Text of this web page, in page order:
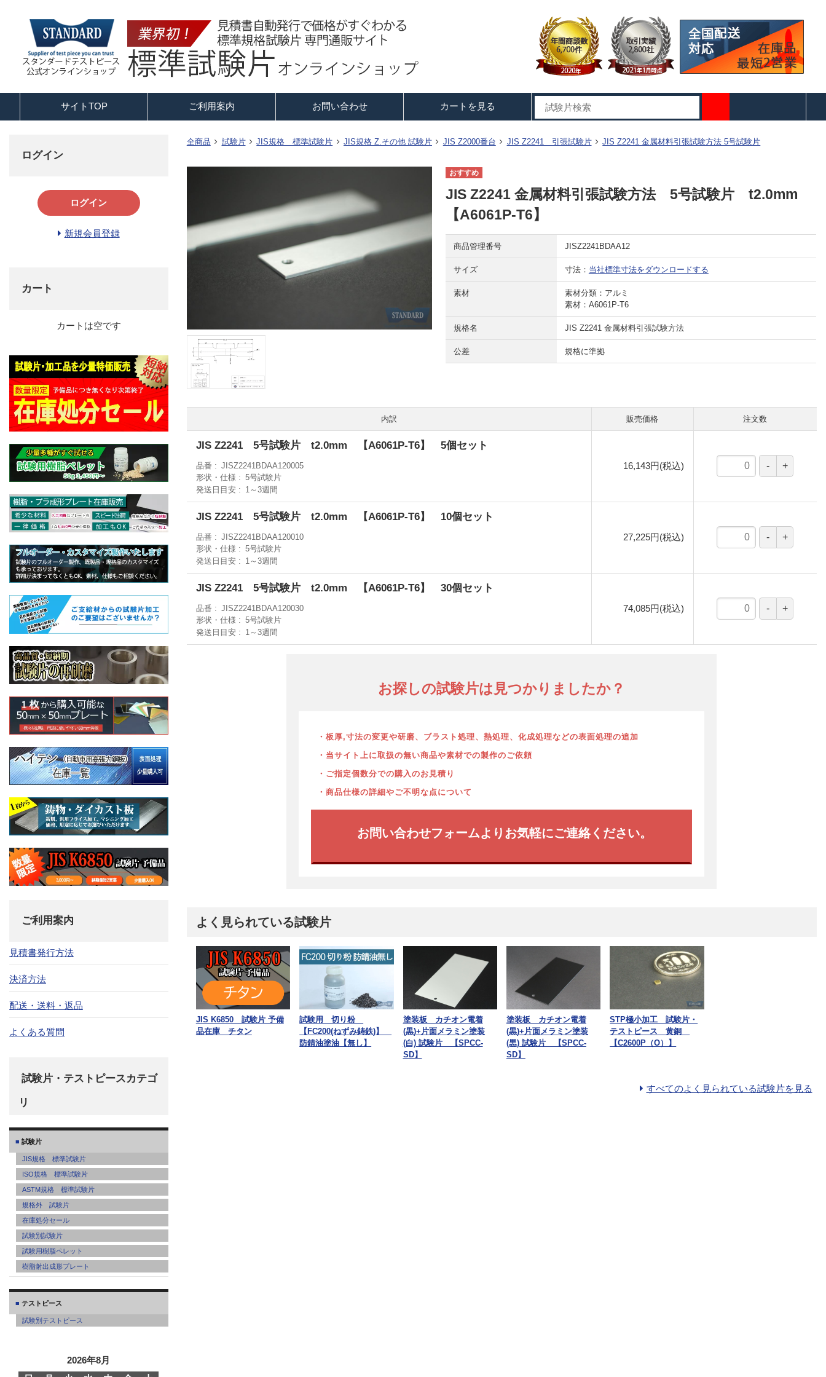
サイトTOP ご利用案内 お問い合わせ カートを見る
全商品 試験片 JIS規格 標準試験片 JIS規格 Z.その他 試験片 JIS Z2000番台 JIS Z2241 引張試験片 JIS Z2241 金属材料引張試験方法 5号試験片
JIS Z2241 金属材料引張試験方法 5号試験片 t2.0mm
【A6061P-T6】
商品管理番号 JISZ2241BDAA12
サイズ 寸法： 当社標準寸法をダウンロードする
素材
素材分類：アルミ
素材：A6061P-T6
規格名 JIS Z2241 金属材料引張試験方法
公差 規格に準拠
内訳 販売価格 注文数
JIS Z2241 5号試験片 t2.0mm 【A6061P-T6】 5個セット
品番
JISZ2241BDAA120005
形状・仕様
5号試験片
発送日目安
1～3週間
16,143円(税込)
JIS Z2241 5号試験片 t2.0mm 【A6061P-T6】 10個セット
品番
JISZ2241BDAA120010
形状・仕様
5号試験片
発送日目安
1～3週間
27,225円(税込)
JIS Z2241 5号試験片 t2.0mm 【A6061P-T6】 30個セット
品番
JISZ2241BDAA120030
形状・仕様
5号試験片
発送日目安
1～3週間
74,085円(税込)
お探しの試験片は見つかりましたか？
・板厚,寸法の変更や研磨、ブラスト処理、熱処理、化成処理などの表面処理の追加
・当サイト上に取扱の無い商品や素材での製作のご依頼
・ご指定個数分での購入のお見積り
・商品仕様の詳細やご不明な点について
お問い合わせフォームよりお気軽にご連絡ください。
よく見られている試験片
JIS K6850 試験片 予備
品在庫 チタン
試験用 切り粉
【FC200(ねずみ鋳鉄)】
防錆油塗油【無し】
塗装板 カチオン電着
(黒)+片面メラミン塗装
(白) 試験片 【SPCC-
SD】
塗装板 カチオン電着
(黒)+片面メラミン塗装
(黒) 試験片 【SPCC-
SD】
STP極小加工 試験片・
テストピース 黄銅
【C2600P（O）】
すべてのよく見られている試験片を見る
ログイン
ログイン
新規会員登録
カート
カートは空です
ご利用案内
見積書発行方法
決済方法
配送・送料・返品
よくある質問
試験片・テストピースカテゴ
リ
試験片
JIS規格 標準試験片
ISO規格 標準試験片
ASTM規格 標準試験片
規格外 試験片
在庫処分セール
試験別試験片
試験用樹脂ペレット
樹脂射出成形プレート
テストピース
試験別テストピース
2026年8月